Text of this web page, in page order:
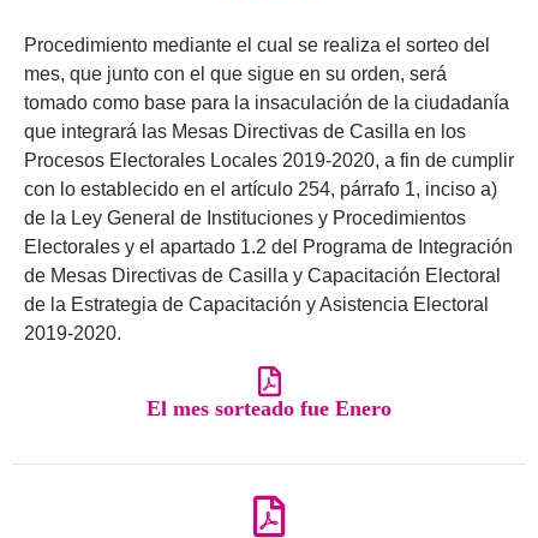
Procedimiento mediante el cual se realiza el sorteo del
mes, que junto con el que sigue en su orden, será
tomado como base para la insaculación de la ciudadanía
que integrará las Mesas Directivas de Casilla en los
Procesos Electorales Locales 2019-2020, a fin de cumplir
con lo establecido en el artículo 254, párrafo 1, inciso a)
de la Ley General de Instituciones y Procedimientos
Electorales y el apartado 1.2 del Programa de Integración
de Mesas Directivas de Casilla y Capacitación Electoral
de la Estrategia de Capacitación y Asistencia Electoral
2019-2020.
El mes sorteado fue Enero